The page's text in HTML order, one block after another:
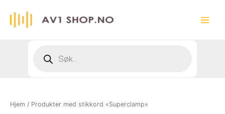
search
Hjem / Produkter med stikkord «Superclamp»